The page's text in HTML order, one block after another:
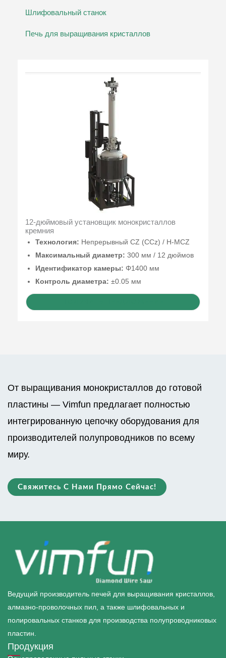
Шлифовальный станок
Печь для выращивания кристаллов
12-дюймовый установщик монокристаллов
кремния
Технология: Непрерывный CZ (CCz) / H-MCZ
Максимальный диаметр: 300 мм / 12 дюймов
Идентификатор камеры: Φ1400 мм
Контроль диаметра: ±0.05 мм
От выращивания монокристаллов до готовой
пластины — Vimfun предлагает полностью
интегрированную цепочку оборудования для
производителей полупроводников по всему
миру.
Свяжитесь С Нами Прямо Сейчас!
Ведущий производитель печей для выращивания кристаллов,
алмазно-проволочных пил, а также шлифовальных и
полировальных станков для производства полупроводниковых
пластин.
Продукция